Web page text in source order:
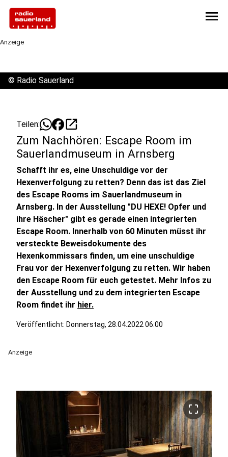
menu
Anzeige
© Radio Sauerland
Teilen: open_in_new
Zum Nachhören: Escape Room im
Sauerlandmuseum in Arnsberg
Schafft ihr es, eine Unschuldige vor der
Hexenverfolgung zu retten? Denn das ist das Ziel
des Escape Rooms im Sauerlandmuseum in
Arnsberg. In der Ausstellung "DU HEXE! Opfer und
ihre Häscher" gibt es gerade einen integrierten
Escape Room. Innerhalb von 60 Minuten müsst ihr
versteckte Beweisdokumente des
Hexenkommissars finden, um eine unschuldige
Frau vor der Hexenverfolgung zu retten. Wir haben
den Escape Room für euch getestet. Mehr Infos zu
der Ausstellung und zu dem integrierten Escape
Room findet ihr hier.
Veröffentlicht: Donnerstag, 28.04.2022 06:00
Anzeige
crop_free